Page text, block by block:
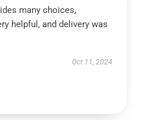
many choices,
helpful, and delivery was
Oct 11, 2024